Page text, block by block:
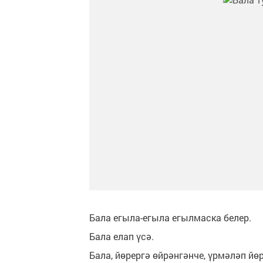
Бала егыла-егыла егылмаска белер.
Бала елап үсә.
Бала, йөрергә өйрәнгәнче, үрмәләп